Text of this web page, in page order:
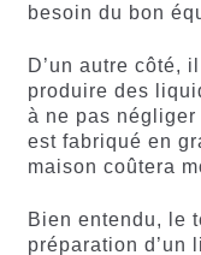
besoin du bon
D’un autre côté,
produire des
à ne pas négliger
est fabriqué en
maison coûtera
Bien entendu, le
préparation d’un